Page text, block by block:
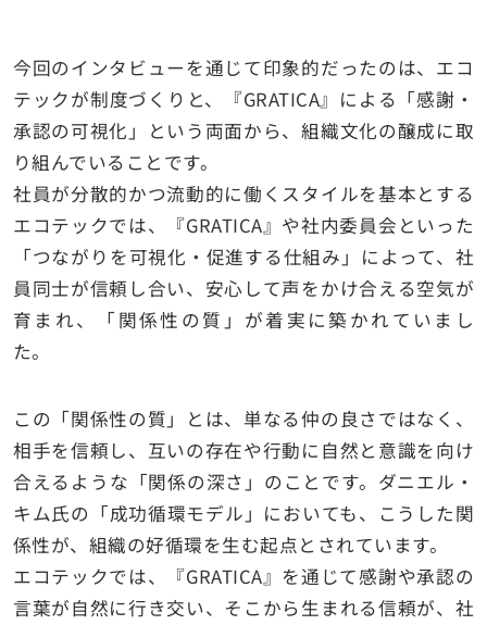
今回のインタビューを通じて印象的だったのは、エコ
テックが制度づくりと、『GRATICA』による「感謝・
承認の可視化」という両面から、組織文化の醸成に取
り組んでいることです。
社員が分散的かつ流動的に働くスタイルを基本とする
エコテックでは、『GRATICA』や社内委員会といった
「つながりを可視化・促進する仕組み」によって、社
員同士が信頼し合い、安心して声をかけ合える空気が
育まれ、「関係性の質」が着実に築かれていまし
た。
この「関係性の質」とは、単なる仲の良さではなく、
相手を信頼し、互いの存在や行動に自然と意識を向け
合えるような「関係の深さ」のことです。ダニエル・
キム氏の「成功循環モデル」においても、こうした関
係性が、組織の好循環を生む起点とされています。
エコテックでは、『GRATICA』を通じて感謝や承認の
言葉が自然に行き交い、そこから生まれる信頼が、社